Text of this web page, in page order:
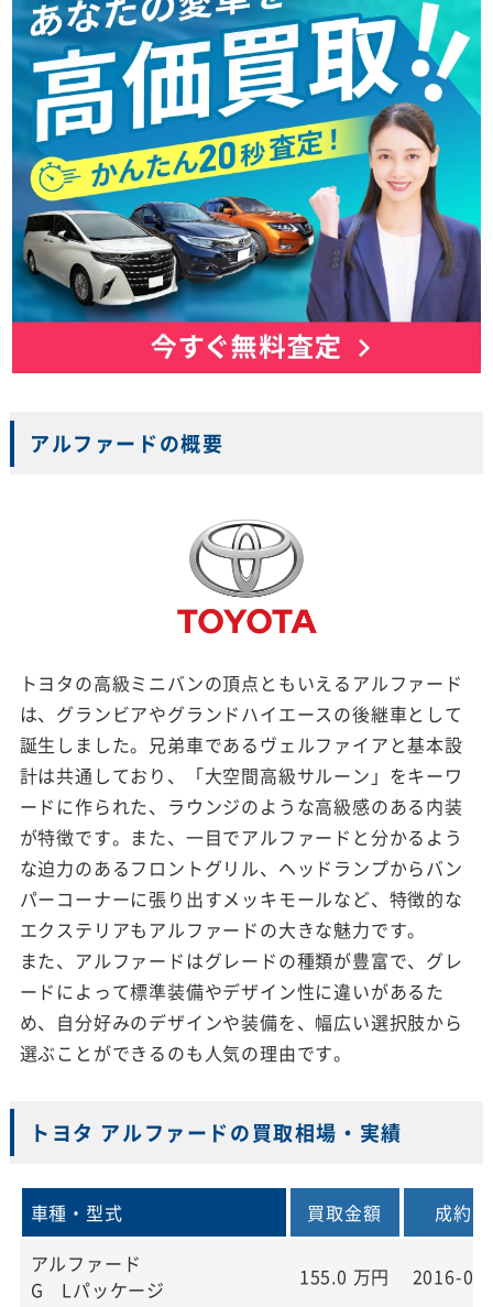
アルファードの概要
トヨタの高級ミニバンの頂点ともいえるアルファード
は、グランビアやグランドハイエースの後継車として
誕生しました。兄弟車であるヴェルファイアと基本設
計は共通しており、「大空間高級サルーン」をキーワ
ードに作られた、ラウンジのような高級感のある内装
が特徴です。また、一目でアルファードと分かるよう
な迫力のあるフロントグリル、ヘッドランプからバン
パーコーナーに張り出すメッキモールなど、特徴的な
エクステリアもアルファードの大きな魅力です。
また、アルファードはグレードの種類が豊富で、グレ
ードによって標準装備やデザイン性に違いがあるた
め、自分好みのデザインや装備を、幅広い選択肢から
選ぶことができるのも人気の理由です。
トヨタ アルファードの買取相場・実績
車種・型式 買取金額
成約日
アルファード
G Lパッケージ
155.0 万円 2016-